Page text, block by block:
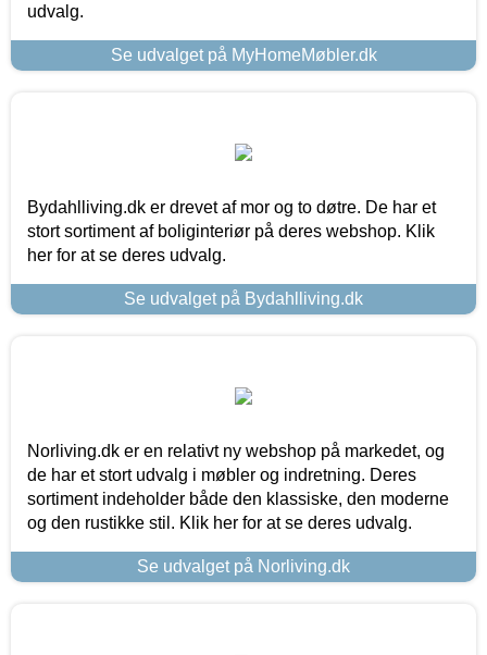
udvalg.
Se udvalget på MyHomeMøbler.dk
Bydahlliving.dk er drevet af mor og to døtre. De har et
stort sortiment af boliginteriør på deres webshop. Klik
her for at se deres udvalg.
Se udvalget på Bydahlliving.dk
Norliving.dk er en relativt ny webshop på markedet, og
de har et stort udvalg i møbler og indretning. Deres
sortiment indeholder både den klassiske, den moderne
og den rustikke stil. Klik her for at se deres udvalg.
Se udvalget på Norliving.dk